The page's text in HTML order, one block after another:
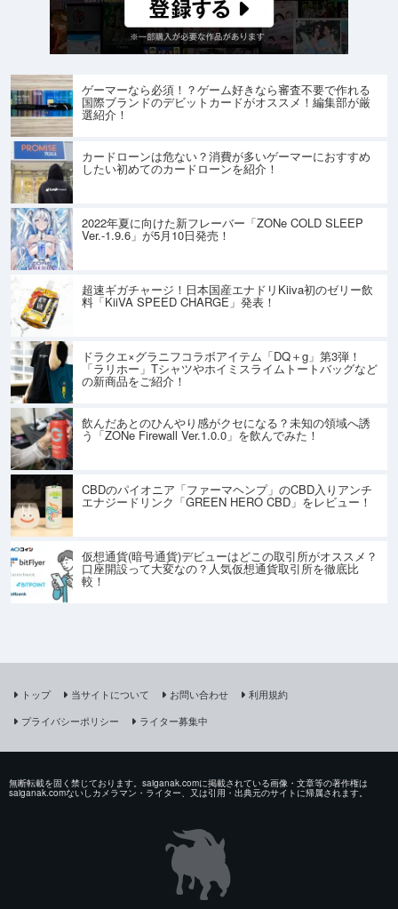
ゲーマーなら必須！？ゲーム好きなら審査不要で作れる
国際ブランドのデビットカードがオススメ！編集部が厳
選紹介！
カードローンは危ない？消費が多いゲーマーにおすすめ
したい初めてのカードローンを紹介！
2022年夏に向けた新フレーバー「ZONe COLD SLEEP
Ver.-1.9.6」が5月10日発売！
超速ギガチャージ！日本国産エナドリKiiva初のゼリー飲
料「KiiVA SPEED CHARGE」発表！
ドラクエ×グラニフコラボアイテム「DQ＋g」第3弾！
「ラリホー」Tシャツやホイミスライムトートバッグなど
の新商品をご紹介！
飲んだあとのひんやり感がクセになる？未知の領域へ誘
う「ZONe Firewall Ver.1.0.0」を飲んでみた！
CBDのパイオニア「ファーマヘンプ」のCBD入りアンチ
エナジードリンク「GREEN HERO CBD」をレビュー！
仮想通貨(暗号通貨)デビューはどこの取引所がオススメ？
口座開設って大変なの？人気仮想通貨取引所を徹底比
較！
トップ 当サイトについて お問い合わせ
利用規約
プライバシーポリシー
ライター募集中
無断転載を固く禁じております。saiganak.comに掲載されている画像・文章等の著作権は
saiganak.comないしカメラマン・ライター、又は引用・出典元のサイトに帰属されます。